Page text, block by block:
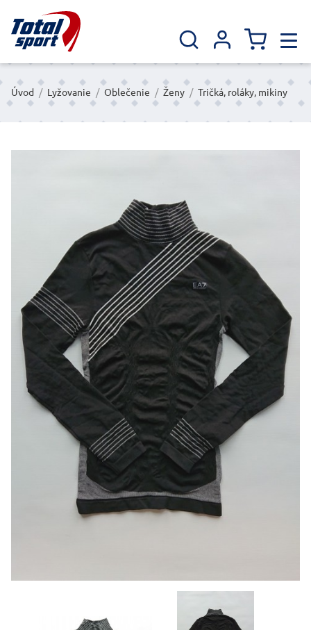
Úvod / Lyžovanie / Oblečenie / Ženy / Tričká, roláky, mikiny